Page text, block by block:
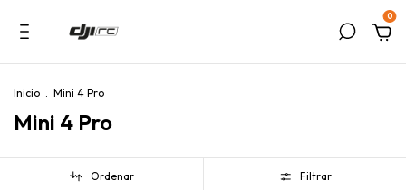
0
Inicio . Mini 4 Pro
Mini 4 Pro
Ordenar Filtrar